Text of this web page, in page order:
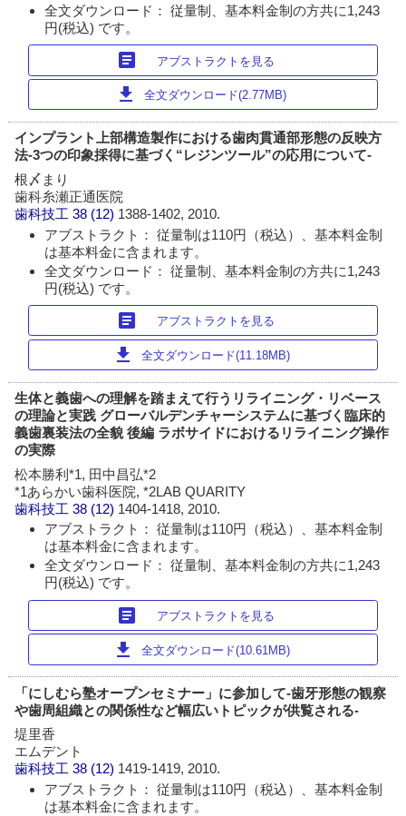
全文ダウンロード： 従量制、基本料金制の方共に1,243
円(税込) です。
article アブストラクトを見る
download 全文ダウンロード(2.77MB)
インプラント上部構造製作における歯肉貫通部形態の反映方
法-3つの印象採得に基づく“レジンツール”の応用について-
根〆まり
歯科糸瀬正通医院
歯科技工 38 (12) 1388-1402, 2010.
アブストラクト： 従量制は110円（税込）、基本料金制
は基本料金に含まれます。
全文ダウンロード： 従量制、基本料金制の方共に1,243
円(税込) です。
article アブストラクトを見る
download 全文ダウンロード(11.18MB)
生体と義歯への理解を踏まえて行うリライニング・リベース
の理論と実践 グローバルデンチャーシステムに基づく臨床的
義歯裏装法の全貌 後編 ラボサイドにおけるリライニング操作
の実際
松本勝利*1, 田中昌弘*2
*1あらかい歯科医院, *2LAB QUARITY
歯科技工 38 (12) 1404-1418, 2010.
アブストラクト： 従量制は110円（税込）、基本料金制
は基本料金に含まれます。
全文ダウンロード： 従量制、基本料金制の方共に1,243
円(税込) です。
article アブストラクトを見る
download 全文ダウンロード(10.61MB)
「にしむら塾オープンセミナー」に参加して-歯牙形態の観察
や歯周組織との関係性など幅広いトピックが供覧される-
堤里香
エムデント
歯科技工 38 (12) 1419-1419, 2010.
アブストラクト： 従量制は110円（税込）、基本料金制
は基本料金に含まれます。